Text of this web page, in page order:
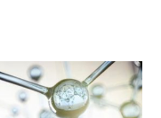
con
(El